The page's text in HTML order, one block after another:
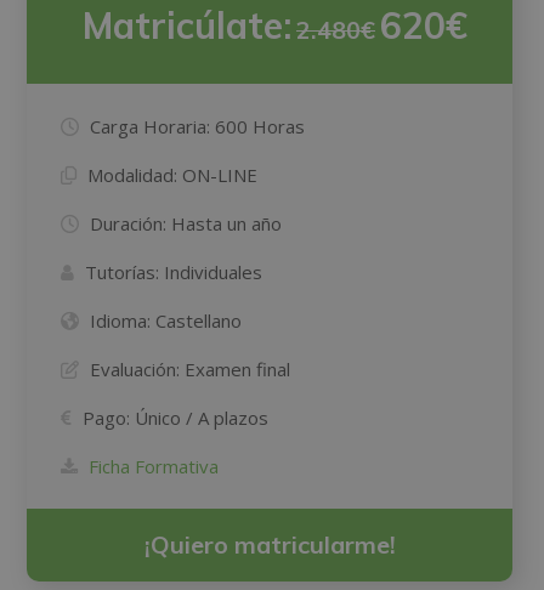
Matricúlate:2.480€ 620€
Carga Horaria: 600 Horas
Modalidad: ON-LINE
Duración: Hasta un año
Tutorías: Individuales
Idioma: Castellano
Evaluación: Examen final
Pago: Único / A plazos
Ficha Formativa
¡Quiero matricularme!